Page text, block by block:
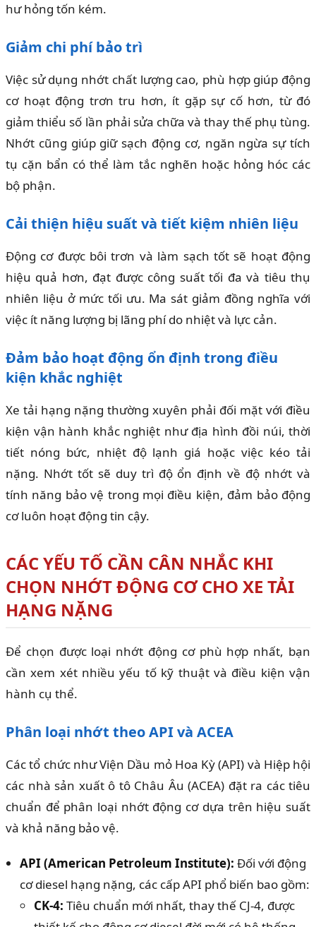
hư hỏng tốn kém.
Giảm chi phí bảo trì
Việc sử dụng nhớt chất lượng cao, phù hợp giúp động
cơ hoạt động trơn tru hơn, ít gặp sự cố hơn, từ đó
giảm thiểu số lần phải sửa chữa và thay thế phụ tùng.
Nhớt cũng giúp giữ sạch động cơ, ngăn ngừa sự tích
tụ cặn bẩn có thể làm tắc nghẽn hoặc hỏng hóc các
bộ phận.
Cải thiện hiệu suất và tiết kiệm nhiên liệu
Động cơ được bôi trơn và làm sạch tốt sẽ hoạt động
hiệu quả hơn, đạt được công suất tối đa và tiêu thụ
nhiên liệu ở mức tối ưu. Ma sát giảm đồng nghĩa với
việc ít năng lượng bị lãng phí do nhiệt và lực cản.
Đảm bảo hoạt động ổn định trong điều
kiện khắc nghiệt
Xe tải hạng nặng thường xuyên phải đối mặt với điều
kiện vận hành khắc nghiệt như địa hình đồi núi, thời
tiết nóng bức, nhiệt độ lạnh giá hoặc việc kéo tải
nặng. Nhớt tốt sẽ duy trì độ ổn định về độ nhớt và
tính năng bảo vệ trong mọi điều kiện, đảm bảo động
cơ luôn hoạt động tin cậy.
CÁC YẾU TỐ CẦN CÂN NHẮC KHI
CHỌN NHỚT ĐỘNG CƠ CHO XE TẢI
HẠNG NẶNG
Để chọn được loại nhớt động cơ phù hợp nhất, bạn
cần xem xét nhiều yếu tố kỹ thuật và điều kiện vận
hành cụ thể.
Phân loại nhớt theo API và ACEA
Các tổ chức như Viện Dầu mỏ Hoa Kỳ (API) và Hiệp hội
các nhà sản xuất ô tô Châu Âu (ACEA) đặt ra các tiêu
chuẩn để phân loại nhớt động cơ dựa trên hiệu suất
và khả năng bảo vệ.
API (American Petroleum Institute): Đối với động
cơ diesel hạng nặng, các cấp API phổ biến bao gồm:
CK-4: Tiêu chuẩn mới nhất, thay thế CJ-4, được